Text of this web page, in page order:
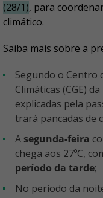
(28/1), para
climático.
Saiba mais sobre a
Segundo o Centro de Gerenciamento de Emergências
Climáticas (CGE)
explicadas pela
trará pancadas de
segunda-feira
chega aos 27ºC,
período da tarde;
No período da